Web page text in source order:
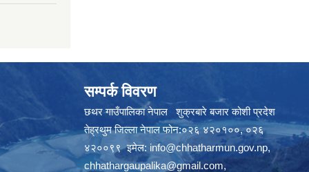
सम्पर्क विवरण
छथर गाउँपालिका नेपाल शुक्रबारे बजार कोशी प्रदेश
तेह्रथुम जिल्ला नेपाल फोन:०२६ ४२०१००, ०२६
४२००९९ इमेल: info@chhatharmun.gov.np,
chhathargaupalika@gmail.com,